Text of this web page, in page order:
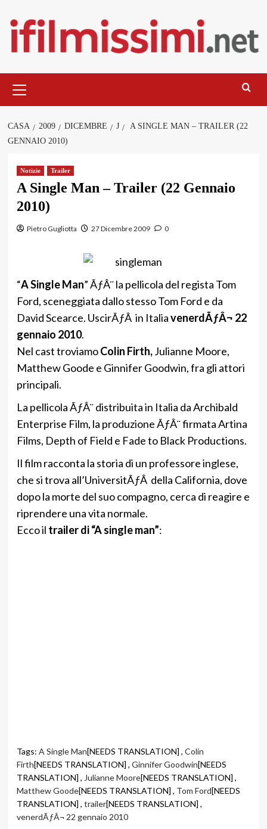
contenuto
principale
CASA 2009 DICEMBRE J
A SINGLE MAN – TRAILER (22
GENNAIO 2010)
Notizie Trailer
A Single Man – Trailer (22 Gennaio
2010)
Pietro Gugliotta 27 Dicembre 2009 0
“A Single Man” ÃƒÂ¨ la pellicola del regista Tom
Ford, sceneggiata dallo stesso Tom Ford e da
David Scearce. UscirÃƒÂ in ItaliavenerdÃƒÂ¬ 22
gennaio 2010.
Nel cast troviamoColin Firth,Julianne Moore,
Matthew Goode e Ginnifer Goodwin, fra gli attori
principali.
La pellicola ÃƒÂ¨ distribuita in Italia da Archibald
Enterprise Film, la produzione ÃƒÂ¨ firmata Artina
Films, Depth of Field e Fade to Black Productions.
Il film racconta la storia di un professore inglese,
che si trova all’UniversitÃƒÂ della California, dove
dopo la morte del suo compagno, cerca di reagire e
riprendere una vita normale.
Ecco il trailer di “A single man”:
Tags: A Single Man[NEEDS TRANSLATION] , Colin
Firth[NEEDS TRANSLATION] , Ginnifer Goodwin[NEEDS
TRANSLATION] , Julianne Moore[NEEDS TRANSLATION] ,
Matthew Goode[NEEDS TRANSLATION] , Tom Ford[NEEDS
TRANSLATION] , trailer[NEEDS TRANSLATION] ,
venerdÃƒÂ¬ 22 gennaio 2010